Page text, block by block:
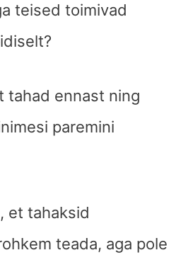
teised toimivad
tahad ennast ning
paremini
et tahaksid
teada, aga pole